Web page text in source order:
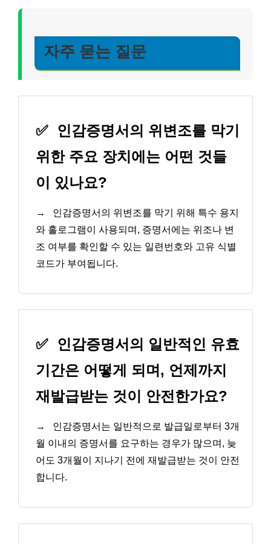
자주 묻는 질문
✅
인감증명서의 위변조를 막기
위한 주요 장치에는 어떤 것들
이 있나요?
→
인감증명서의 위변조를 막기 위해 특수 용지
와 홀로그램이 사용되며, 증명서에는 위조나 변
조 여부를 확인할 수 있는 일련번호와 고유 식별
코드가 부여됩니다.
✅
인감증명서의 일반적인 유효
기간은 어떻게 되며, 언제까지
재발급받는 것이 안전한가요?
→
인감증명서는 일반적으로 발급일로부터 3개
월 이내의 증명서를 요구하는 경우가 많으며, 늦
어도 3개월이 지나기 전에 재발급받는 것이 안전
합니다.